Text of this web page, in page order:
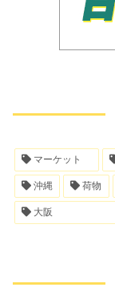
マーケット
沖縄 荷物
大阪